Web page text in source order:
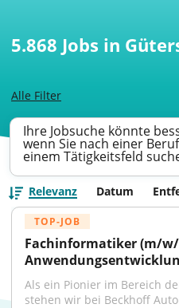
Alle Filter
5.868 Jobs in
Ihre Jobsuche könnte
wenn Sie nach einer
einem Tätigkeitsfeld
Relevanz Datum
TOP-JOB
Fachinformatiker (m/
Als ein Pionier im Bereich
stehen wir bei Beckhoff